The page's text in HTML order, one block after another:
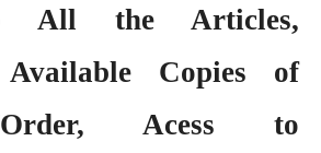
All the Articles,
Available Copies of
Order, Acess to